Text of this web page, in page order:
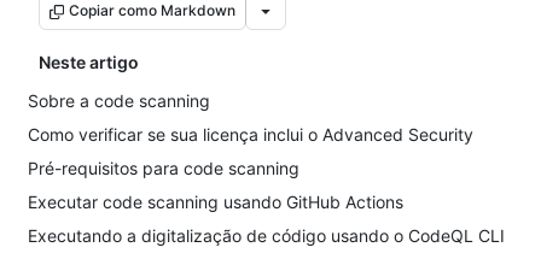
Copiar como Markdown
Neste artigo
Sobre a code scanning
Como verificar se sua licença inclui o Advanced Security
Pré-requisitos para code scanning
Executar code scanning usando GitHub Actions
Executando a digitalização de código usando o CodeQL CLI